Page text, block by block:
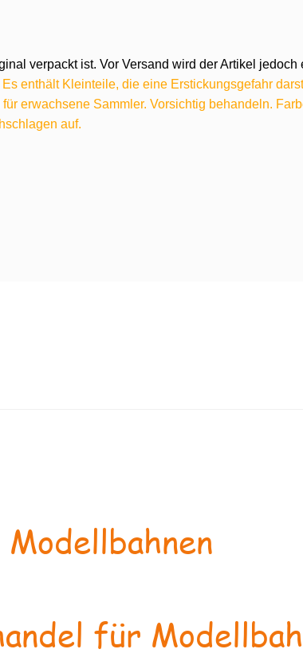
verpackt ist. Vor Versand wird der Artikel
enthält Kleinteile, die eine Erstickungsgefahr
erwachsene Sammler. Vorsichtig behandeln.
auf.
für